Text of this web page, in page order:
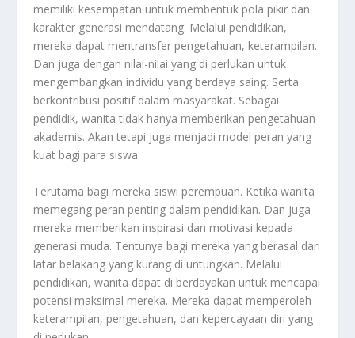
memiliki kesempatan untuk membentuk pola pikir dan
karakter generasi mendatang. Melalui pendidikan,
mereka dapat mentransfer pengetahuan, keterampilan.
Dan juga dengan nilai-nilai yang di perlukan untuk
mengembangkan individu yang berdaya saing. Serta
berkontribusi positif dalam masyarakat. Sebagai
pendidik, wanita tidak hanya memberikan pengetahuan
akademis. Akan tetapi juga menjadi model peran yang
kuat bagi para siswa.
Terutama bagi mereka siswi perempuan. Ketika wanita
memegang peran penting dalam pendidikan. Dan juga
mereka memberikan inspirasi dan motivasi kepada
generasi muda. Tentunya bagi mereka yang berasal dari
latar belakang yang kurang di untungkan. Melalui
pendidikan, wanita dapat di berdayakan untuk mencapai
potensi maksimal mereka. Mereka dapat memperoleh
keterampilan, pengetahuan, dan kepercayaan diri yang